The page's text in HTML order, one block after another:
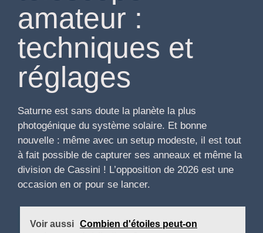
amateur :
techniques et
réglages
Saturne est sans doute la planète la plus
photogénique du système solaire. Et bonne
nouvelle : même avec un setup modeste, il est tout
à fait possible de capturer ses anneaux et même la
division de Cassini ! L’opposition de 2026 est une
occasion en or pour se lancer.
Voir aussi Combien d'étoiles peut-on